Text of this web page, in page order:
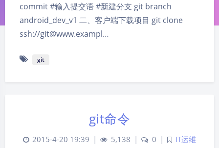
浅阴影 深阴影
commit #输入提交语 #新建分支 git branch
android_dev_v1 二、客户端下载项目 git clone
ssh://git@www.exampl…
git
git命令
2015-4-20 19:39 | 5,138 | 0 |
IT运维